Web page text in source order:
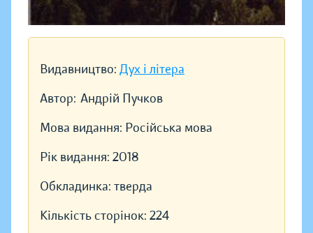
Видавництво: Дух і літера
Автор: Андрій Пучков
Мова видання: Російська мова
Рік видання: 2018
Обкладинка: тверда
Кількість сторінок: 224